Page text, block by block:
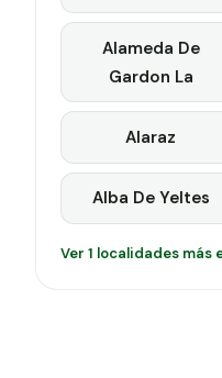
Alameda De
Gardon La
Alaraz
Alba De Yeltes
Ver 1 localidades más